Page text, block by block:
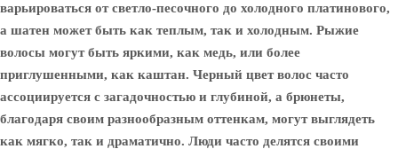
варьироваться от светло-песочного до холодного платинового,
а шатен может быть как теплым, так и холодным. Рыжие
волосы могут быть яркими, как медь, или более
приглушенными, как каштан. Черный цвет волос часто
ассоциируется с загадочностью и глубиной, а брюнеты,
благодаря своим разнообразным оттенкам, могут выглядеть
как мягко, так и драматично. Люди часто делятся своими